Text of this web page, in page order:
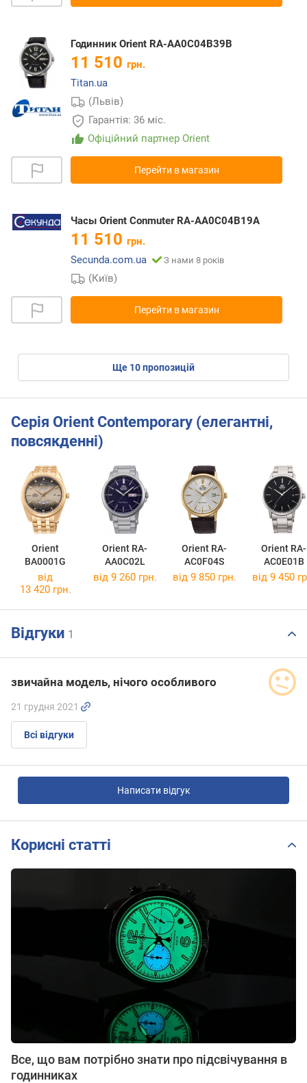
Годинник Orient RA-AA0C04B39B
11 510 грн.
Titan.ua
(Львів)
Гарантія: 36 міс.
Офіційний партнер Orient
Перейти в магазин
Часы Orient Conmuter RA-AA0C04B19A
11 510 грн.
Secunda.com.ua
З нами 8 років
(Київ)
Перейти в магазин
ще 10пропозицій
Серія Orient Contemporary (елегантні,
повсякденні)
Orient
BA0001G
Orient RA-
AA0C02L
Orient RA-
AC0F04S
Orient RA-
AC0E01B
від
13 420 грн.
від 9 260 грн. від 9 850 грн. від 9 450
Відгуки 1
звичайна модель, нічого особливого
21 грудня 2021
Всі відгуки
Написати відгук
Корисні статті
Все, що вам потрібно знати про підсвічування в
годинниках